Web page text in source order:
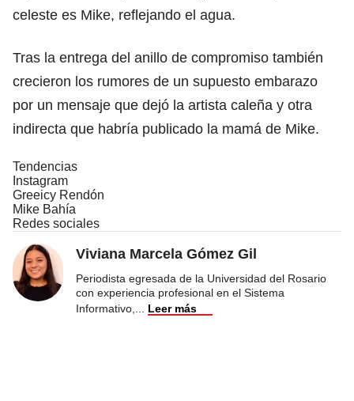
celeste es Mike, reflejando el agua.
Tras la entrega del anillo de compromiso también
crecieron los rumores de un supuesto embarazo
por un mensaje que dejó la artista caleña y otra
indirecta que habría publicado la mamá de Mike.
Tendencias
Instagram
Greeicy Rendón
Mike Bahía
Redes sociales
Viviana Marcela Gómez Gil
Periodista egresada de la Universidad del Rosario
con experiencia profesional en el Sistema
Informativo,
Leer más